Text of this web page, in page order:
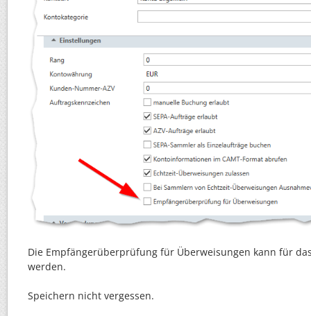
Die Empfängerüberprüfung für Überweisungen kann für
werden.
Speichern nicht vergessen.